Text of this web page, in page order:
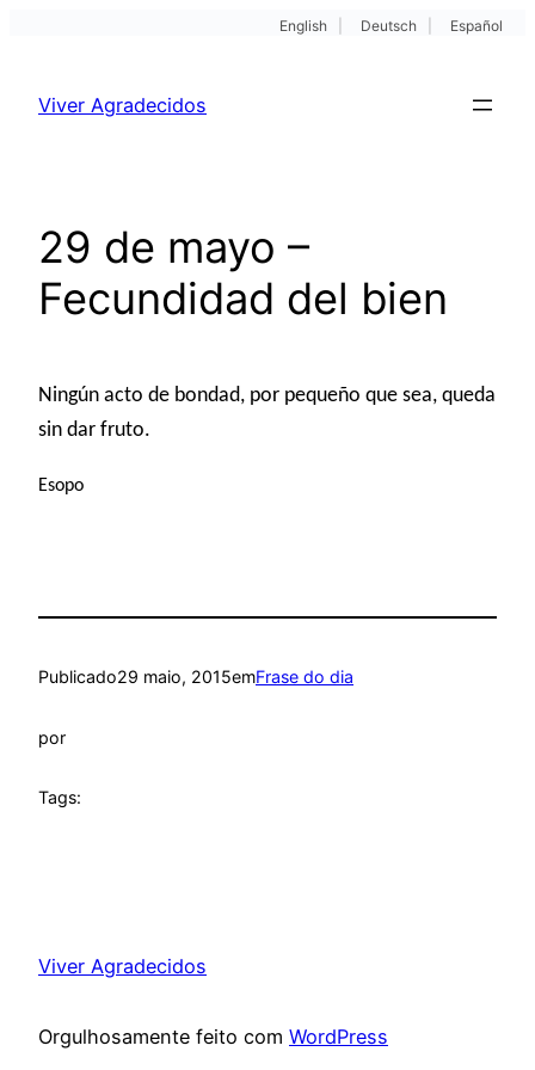
English Deutsch Español
Viver Agradecidos
29 de mayo –
Fecundidad del bien
Ningún acto de bondad, por pequeño que sea, queda
sin dar fruto.
Esopo
Publicado29 maio, 2015emFrase do dia
por
Tags:
Viver Agradecidos
Orgulhosamente feito com WordPress